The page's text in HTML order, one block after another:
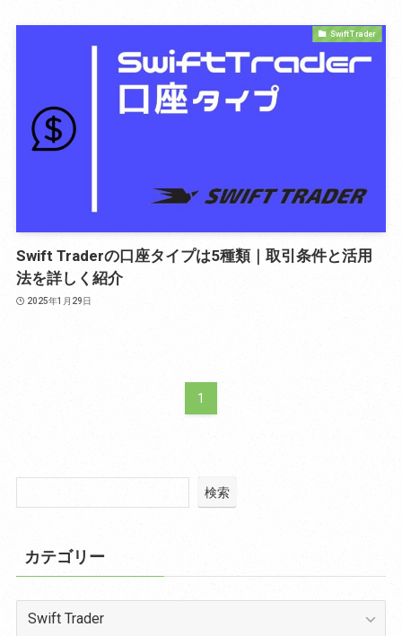
Swift Trader
Swift Traderの口座タイプは5種類｜取引条件と活用
法を詳しく紹介
2025年1月29日
1
検索
カテゴリー
カ